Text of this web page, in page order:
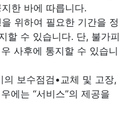
한 바에 따릅니다.
위하여 필요한 기간을 정
할 수 있습니다. 단, 불가피
사후에 통지할 수 있습니
의 보수점검•교체 및 고장,
에는 “서비스”의 제공을